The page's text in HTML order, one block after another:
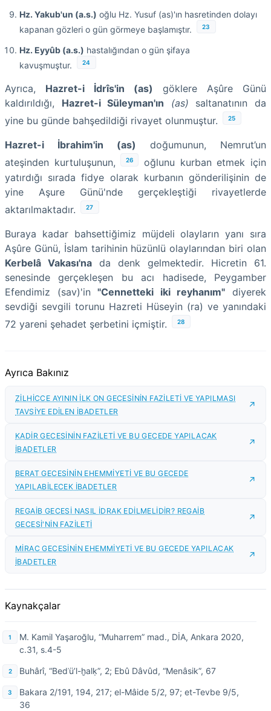
Hz. Yakub'un (a.s.) oğlu Hz. Yusuf (as)'ın hasretinden dolayı
kapanan gözleri o gün görmeye başlamıştır.
23
Hz. Eyyûb (a.s.) hastalığından o gün şifaya
kavuşmuştur.
24
Ayrıca, Hazret-i İdrîs'in (as) göklere Aşûre Günü
kaldırıldığı, Hazret-i Süleyman'ın (as) saltanatının da
yine bu günde bahşedildiği rivayet olunmuştur.
25
Hazret-i İbrahim'in (as) doğumunun, Nemrut’un
ateşinden kurtuluşunun,
26
oğlunu kurban etmek için
yatırdığı sırada fidye olarak kurbanın gönderilişinin de
yine Aşure Günü'nde gerçekleştiği rivayetlerde
aktarılmaktadır.
27
Buraya kadar bahsettiğimiz müjdeli olayların yanı sıra
Aşûre Günü, İslam tarihinin hüzünlü olaylarından biri olan
Kerbelâ Vakası'na da denk gelmektedir. Hicretin 61.
senesinde gerçekleşen bu acı hadisede, Peygamber
Efendimiz (sav)'in"Cennetteki iki reyhanım" diyerek
sevdiği sevgili torunu Hazreti Hüseyin (ra) ve yanındaki
72 yareni şehadet şerbetini içmiştir.
28
Ayrıca Bakınız
ZİLHİCCE AYININ İLK ON GECESİNİN FAZİLETİ VE YAPILMASI
TAVSİYE EDİLEN İBADETLER
KADİR GECESİNİN FAZİLETİ VE BU GECEDE YAPILACAK
İBADETLER
BERAT GECESİNİN EHEMMİYETİ VE BU GECEDE
YAPILABİLECEK İBADETLER
REGAİB GECESİ NASIL İDRAK EDİLMELİDİR? REGAİB
GECESİ'NİN FAZİLETİ
MİRAC GECESİNİN EHEMMİYETİ VE BU GECEDE YAPILACAK
İBADETLER
Kaynakçalar
M. Kamil Yaşaroğlu, “Muharrem” mad., DİA, Ankara 2020,
c.31, s.4-5
Buhârî, “Bedʾü’l-ḫalḳ”, 2; Ebû Dâvûd, “Menâsik”, 67
Bakara 2/191, 194, 217; el-Mâide 5/2, 97; et-Tevbe 9/5,
36